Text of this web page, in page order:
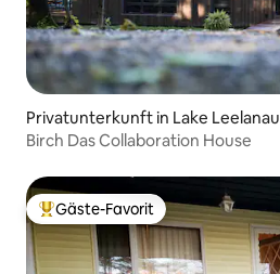
Privatunterkunft in Lake Leelanau
Birch Das Collaboration House
Beliebter Gäste-Favorit.
Gäste-Favorit